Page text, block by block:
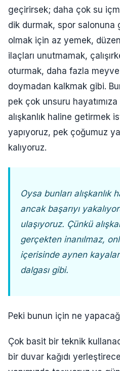
geçirirsek; daha çok su
dik durmak, spor salonuna
olmak için az yemek,
ilaçları unutmamak,
oturmak, daha fazla
doymadan kalkmak gibi.
pek çok unsuru
alışkanlık haline getirmek
yapıyoruz, pek çoğumuz
kalıyoruz.
Oysa bunları alışkanlık
ancak başarıyı
ulaşıyoruz. Çünkü
gerçekten inanılmaz,
içerisinde aynen
dalgası gibi.
Peki bunun için ne
Çok basit bir teknik
bir duvar kağıdı